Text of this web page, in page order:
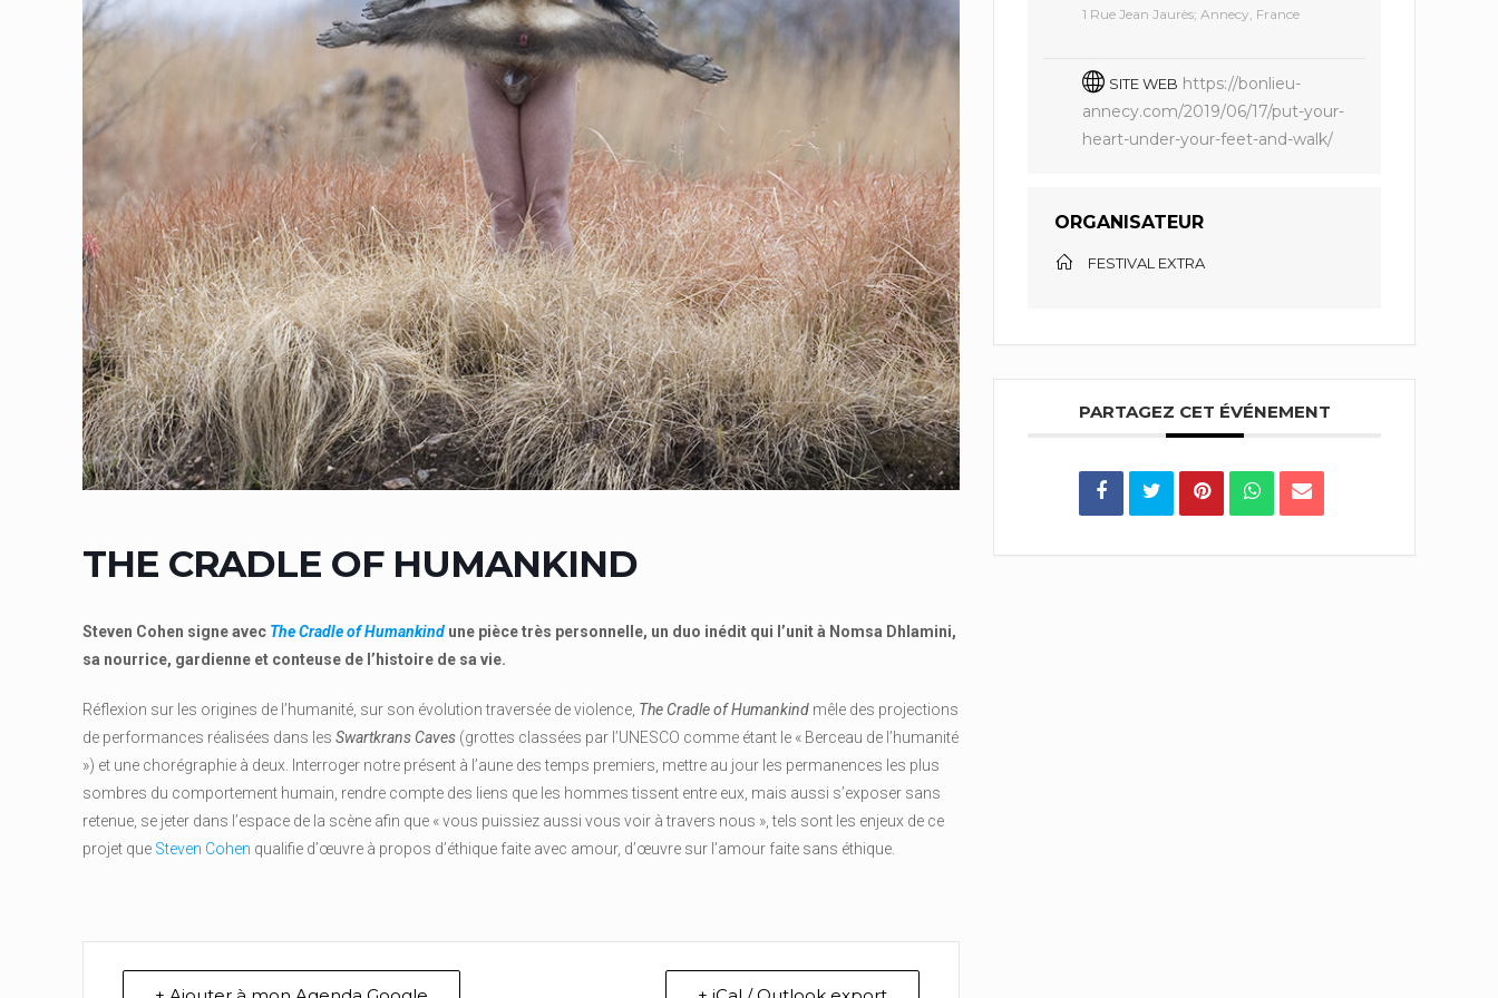
THE CRADLE OF HUMANKIND
Steven Cohen signe avec The Cradle of Humankind une pièce très personnelle, un duo inédit qui l’unit à Nomsa Dhlamini,
sa nourrice, gardienne et conteuse de l’histoire de sa vie.
Réflexion sur les origines de l’humanité, sur son évolution traversée de violence, The Cradle of Humankind mêle des projections
de performances réalisées dans les Swartkrans Caves (grottes classées par l’UNESCO comme étant le « Berceau de l’humanité
») et une chorégraphie à deux. Interroger notre présent à l’aune des temps premiers, mettre au jour les permanences les plus
sombres du comportement humain, rendre compte des liens que les hommes tissent entre eux, mais aussi s’exposer sans
retenue, se jeter dans l’espace de la scène afin que « vous puissiez aussi vous voir à travers nous », tels sont les enjeux de ce
projet que Steven Cohen qualifie d’œuvre à propos d’éthique faite avec amour, d’œuvre sur l’amour faite sans éthique.
1 Rue Jean Jaurès; Annecy, France
SITE WEB https://bonlieu-
annecy.com/2019/06/17/put-your-
heart-under-your-feet-and-walk/
ORGANISATEUR
FESTIVAL EXTRA
PARTAGEZ CET ÉVÉNEMENT